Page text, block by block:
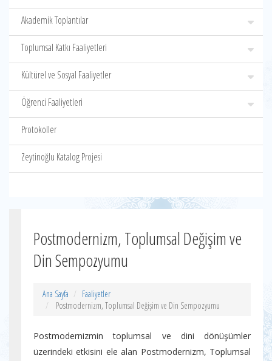
Akademik Toplantılar
Toplumsal Katkı Faaliyetleri
Kültürel ve Sosyal Faaliyetler
Öğrenci Faaliyetleri
Protokoller
Zeytinoğlu Katalog Projesi
Postmodernizm, Toplumsal Değişim ve
Din Sempozyumu
Ana Sayfa
Faaliyetler
Postmodernizm, Toplumsal Değişim ve Din Sempozyumu
Postmodernizmin toplumsal ve dini dönüşümler
üzerindeki etkisini ele alan Postmodernizm, Toplumsal